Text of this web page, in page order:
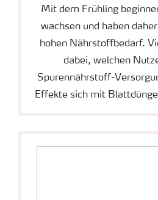
MedienMit dem Frühling
wachsen und haben
hohen Nährstoffbedarf.
dabei, welchen
Spurennährstoff-
Effekte sich mit